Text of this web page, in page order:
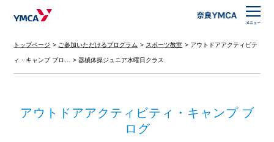
トップページ ご参加いただけるプログラム スポーツ教室 アウトドアアクティビテ
ィ・キャンプ ブロ… 器械体操ジュニア水曜日クラス
アウトドアアクティビティ・キャンプ ブ
ログ